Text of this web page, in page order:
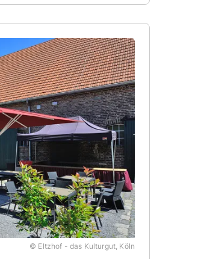
© Eltzhof - das Kulturgut, Köln